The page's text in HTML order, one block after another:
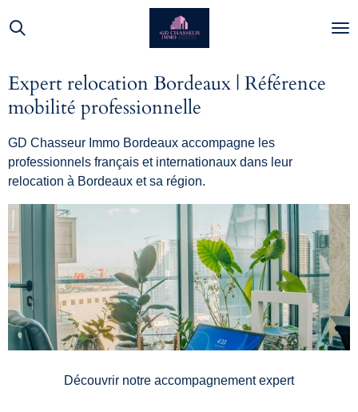
Passer
au
principal
Expert relocation Bordeaux | Référence
mobilité professionnelle
GD Chasseur Immo Bordeaux accompagne les
professionnels français et internationaux dans leur
relocation à Bordeaux et sa région.
Découvrir notre accompagnement expert